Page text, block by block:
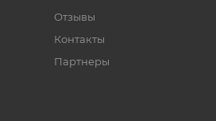
Отзывы
Контакты
Партнеры